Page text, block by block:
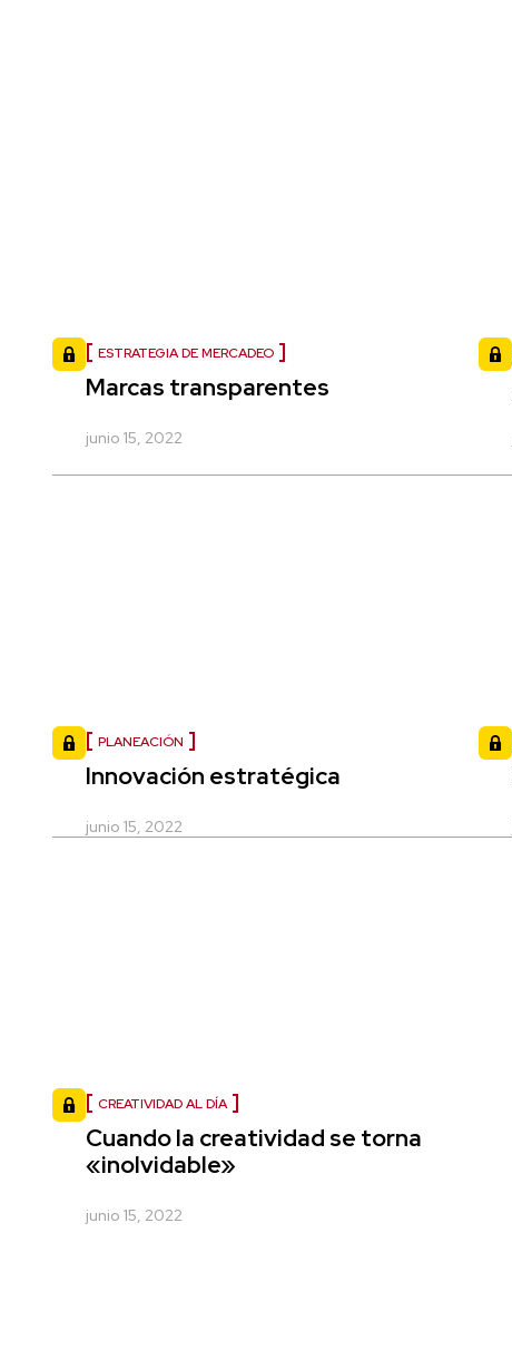
ESTRATEGIA DE MERCADEO
Marcas transparentes
junio 15, 2022
PLANEACIÓN
Innovación estratégica
junio 15, 2022
CREATIVIDAD AL DÍA
Cuando la creatividad se torna
«inolvidable»
junio 15, 2022